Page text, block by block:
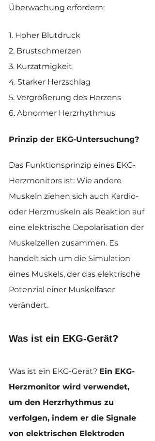
Überwachung erfordern:
1. Hoher Blutdruck
2. Brustschmerzen
3. Kurzatmigkeit
4. Starker Herzschlag
5. Vergrößerung des Herzens
6. Abnormer Herzrhythmus
Prinzip der EKG-Untersuchung?
Das Funktionsprinzip eines EKG-
Herzmonitors ist: Wie andere
Muskeln ziehen sich auch Kardio-
oder Herzmuskeln als Reaktion auf
eine elektrische Depolarisation der
Muskelzellen zusammen. Es
handelt sich um die Simulation
eines Muskels, der das elektrische
Potenzial einer Muskelfaser
verändert.
Was ist ein EKG-Gerät?
Was ist ein EKG-Gerät? Ein EKG-
Herzmonitor wird verwendet,
um den Herzrhythmus zu
verfolgen, indem er die Signale
von elektrischen Elektroden